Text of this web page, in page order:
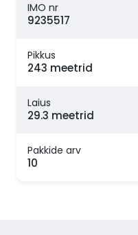
IMO nr
9235517
Pikkus
243 meetrid
Laius
29.3 meetrid
Pakkide arv
10